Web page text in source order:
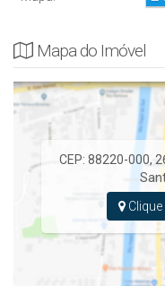
Mapa do Imóvel
CEP: 88220-000,
Clique